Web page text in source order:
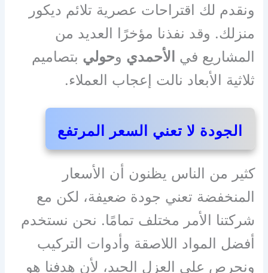
ونقدم لك اقتراحات عصرية تلائم ديكور
منزلك. وقد نفذنا مؤخرًا العديد من
المشاريع في الأحمدي وحولي بتصاميم
ثلاثية الأبعاد نالت إعجاب العملاء.
الجودة لا تعني السعر المرتفع
كثير من الناس يظنون أن الأسعار
المنخفضة تعني جودة ضعيفة، لكن مع
شركتنا الأمر مختلف تمامًا. نحن نستخدم
أفضل المواد اللاصقة وأدوات التركيب
ونحرص على العزل الجيد، لأن هدفنا هو